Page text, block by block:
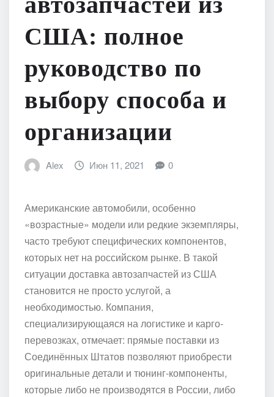
США: полное
руководство по
выбору способа и
организации
Alex Июн 11, 2021 0
Американские автомобили, особенно
«возрастные» модели или редкие экземпляры,
часто требуют специфических компонентов,
которых нет на российском рынке. В такой
ситуации доставка автозапчастей из США
становится не просто услугой, а
необходимостью. Компания,
специализирующаяся на логистике и карго-
перевозках, отмечает: прямые поставки из
Соединённых Штатов позволяют приобрести
оригинальные детали и тюнинг-компоненты,
которые либо не производятся в России, либо